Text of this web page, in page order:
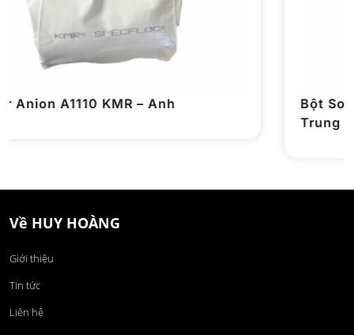
Bột Soda Công Nghiệp Na2CO3 99,2% –
Về HUY HOÀNG
Giới thiệu
Tin tức
Liên hệ